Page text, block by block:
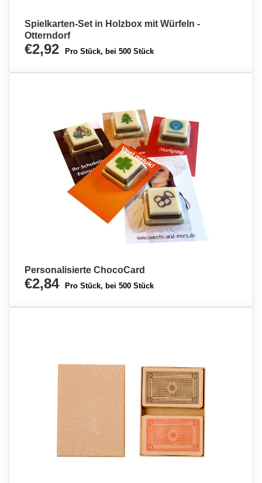
Spielkarten-Set in Holzbox mit Würfeln -
Otterndorf
€2,92 Pro Stück, bei 500 Stück
Personalisierte ChocoCard
€2,84 Pro Stück, bei 500 Stück